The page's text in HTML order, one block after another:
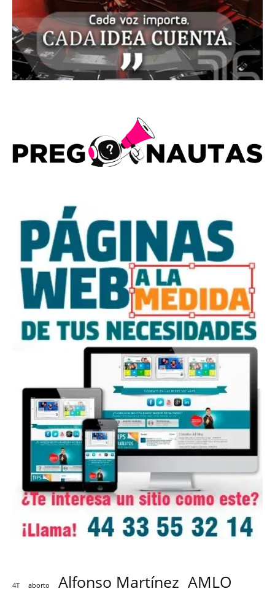
4T aborto Alfonso Martínez AMLO